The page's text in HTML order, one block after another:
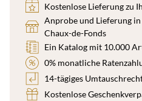
Kostenlose Lieferung zu
Anprobe und Lieferung
Chaux-de-Fonds
Ein Katalog mit 10.000
0% monatliche
14-tägiges
Kostenlose